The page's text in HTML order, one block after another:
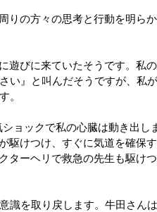
りの方々の思考と行動を明らか
遊びに来ていたそうです。私の
い』と叫んだそうですが、私が
。
ョックで私の心臓は動き出し
駆けつけ、すぐに気道を確保す
ターヘリで救急の先生も駆けつ
識を取り戻します。牛田さんは